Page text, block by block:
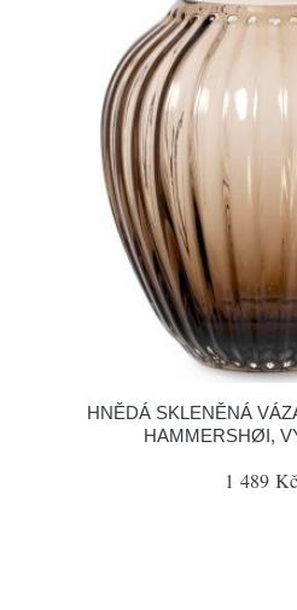
HNĚDÁ SKLENĚNÁ
HAMMERSHØI,
1 489 Kč